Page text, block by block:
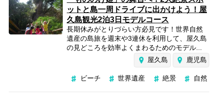
ットと島一周ドライブに出かけよう！屋
久島観光2泊3日モデルコース
長期休みがとりづらい方必見です！世界自然
遺産の島旅を週末や3連休を利用して、屋久島
の見どころを効率よくまわるためのモデル...
屋久島
鹿児島
ビーチ 世界遺産 絶景 自然